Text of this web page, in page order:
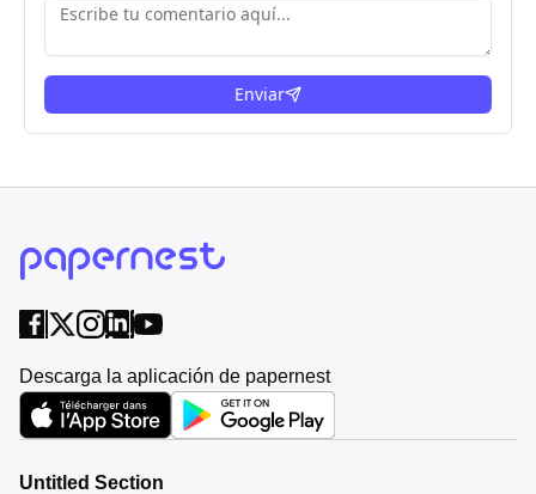
Enviar
Descarga la aplicación de papernest
Untitled Section